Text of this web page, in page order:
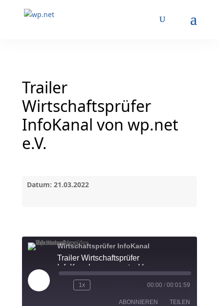
Trailer
Wirtschaftsprüfer
InfoKanal von wp.net
e.V.
Datum: 21.03.2022
Wirtschaftsprüfer InfoKanal
Trailer Wirtschaftsprüfer
InfoKanal von wp.net e.V.
Play
Episode
1x 00:00 / 00:01:59
ABONNIEREN TEILEN